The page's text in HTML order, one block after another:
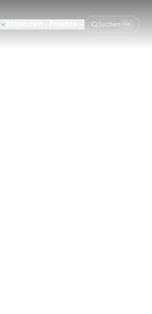
Suchen ⌘K